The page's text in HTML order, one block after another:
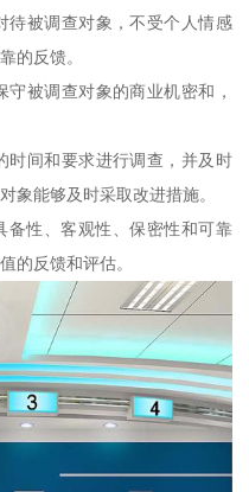
待被调查对象，不受个人情感
的反馈。
被调查对象的商业机密和，
时间和要求进行调查，并及时
象能够及时采取改进措施。
备性、客观性、保密性和可靠
的反馈和评估。